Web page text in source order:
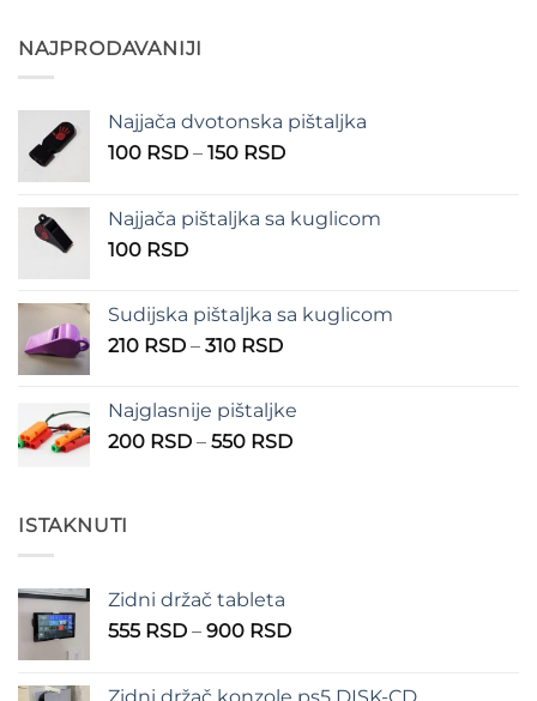
NAJPRODAVANIJI
Najjača dvotonska pištaljka
100 RSD – 150 RSDRaspon
100 RSD
Najjača pištaljka sa kuglicom
100 RSD
Sudijska pištaljka sa kuglicom
210 RSD – 310 RSDRaspon
210 RSD
do
Najglasnije pištaljke
200 RSD – 550 RSDRaspon
ISTAKNUTI
Zidni držač tableta
555 RSD – 900 RSDRaspon